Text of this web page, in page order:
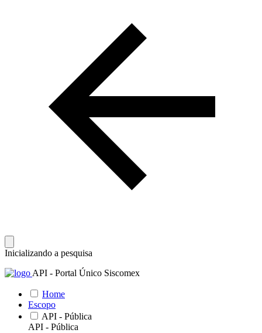
Inicializando a pesquisa
API - Portal Único Siscomex
Home
Escopo
API - Pública
API - Pública